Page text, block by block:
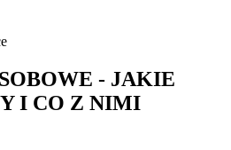
- JAKIE
I CO Z NIMI